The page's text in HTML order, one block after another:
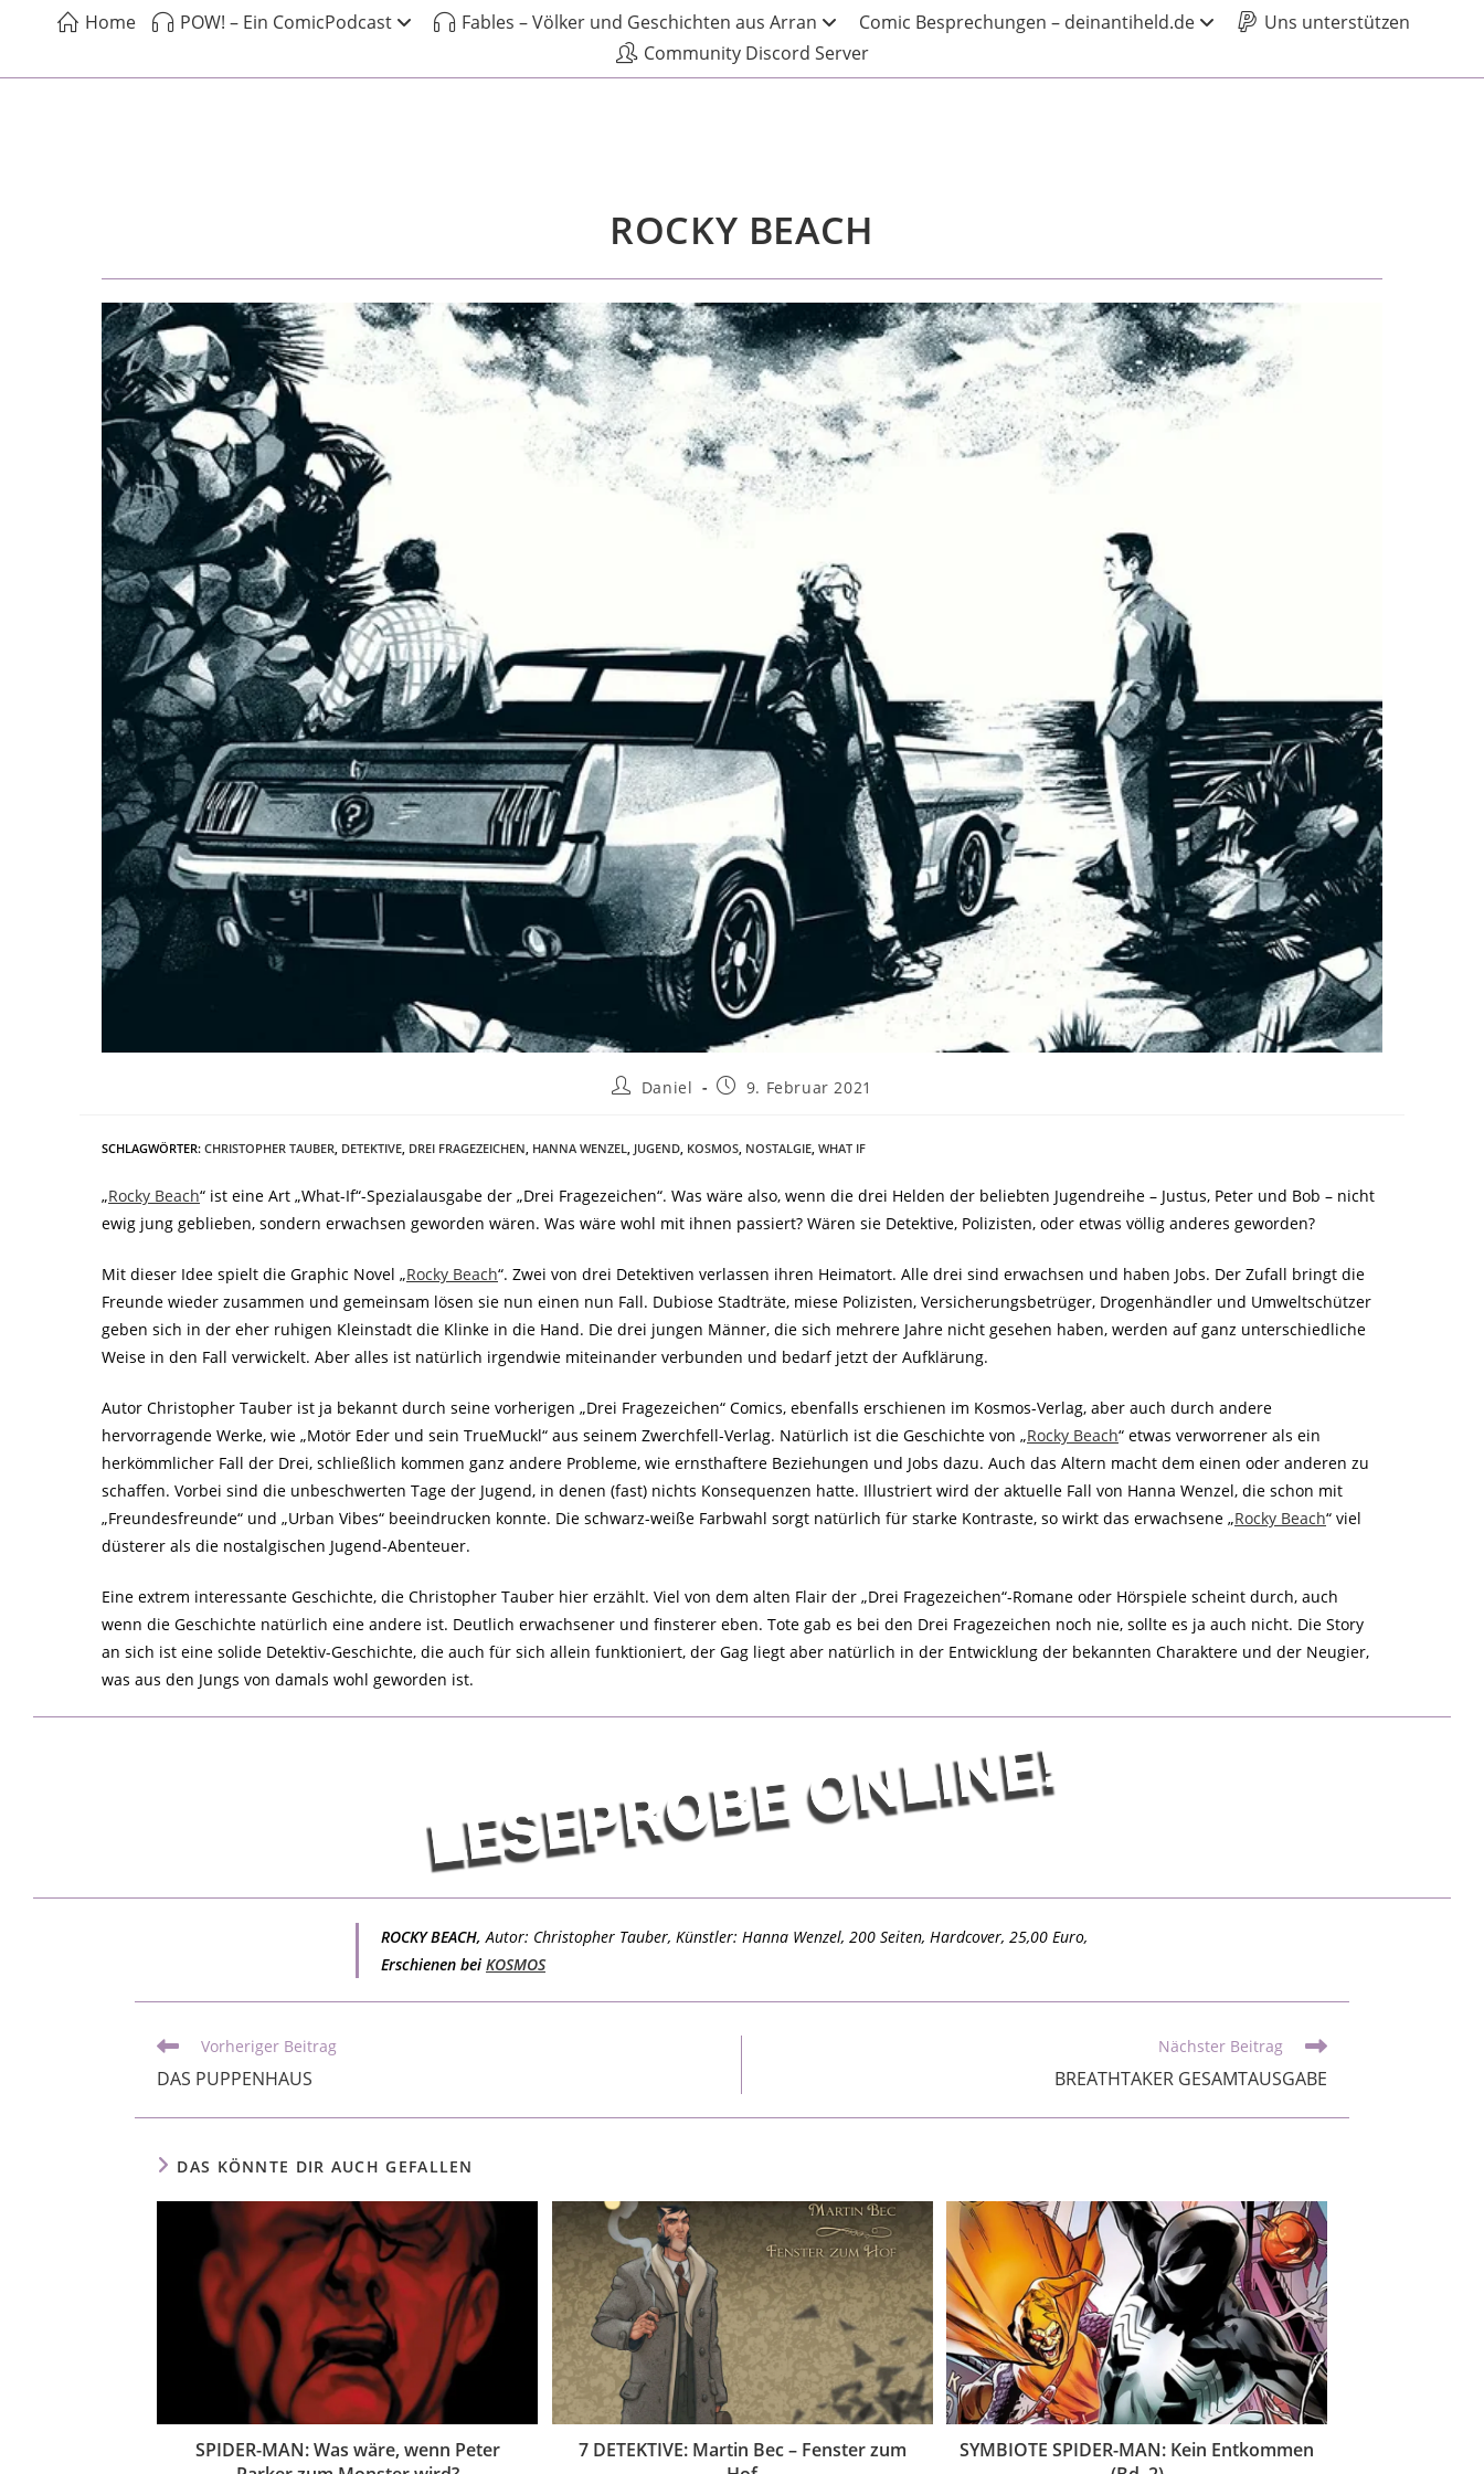
Home POW! – Ein ComicPodcast Fables – Völker und Geschichten aus Arran Comic Besprechungen – deinantiheld.de
Uns unterstützen
Community Discord Server
ROCKY BEACH
Daniel 9. Februar 2021
SCHLAGWÖRTER: CHRISTOPHER TAUBER DETEKTIVE DREI FRAGEZEICHEN HANNA WENZEL JUGEND KOSMOS NOSTALGIE WHAT IF
„Rocky Beach“ ist eine Art „What-If“-Spezialausgabe der „Drei Fragezeichen“. Was wäre also, wenn die drei Helden der beliebten Jugendreihe – Justus, Peter und Bob – nicht
ewig jung geblieben, sondern erwachsen geworden wären. Was wäre wohl mit ihnen passiert? Wären sie Detektive, Polizisten, oder etwas völlig anderes geworden?
Mit dieser Idee spielt die Graphic Novel „Rocky Beach“. Zwei von drei Detektiven verlassen ihren Heimatort. Alle drei sind erwachsen und haben Jobs. Der Zufall bringt die
Freunde wieder zusammen und gemeinsam lösen sie nun einen nun Fall. Dubiose Stadträte, miese Polizisten, Versicherungsbetrüger, Drogenhändler und Umweltschützer
geben sich in der eher ruhigen Kleinstadt die Klinke in die Hand. Die drei jungen Männer, die sich mehrere Jahre nicht gesehen haben, werden auf ganz unterschiedliche
Weise in den Fall verwickelt. Aber alles ist natürlich irgendwie miteinander verbunden und bedarf jetzt der Aufklärung.
Autor Christopher Tauber ist ja bekannt durch seine vorherigen „Drei Fragezeichen“ Comics, ebenfalls erschienen im Kosmos-Verlag, aber auch durch andere
hervorragende Werke, wie „Motör Eder und sein TrueMuckl“ aus seinem Zwerchfell-Verlag. Natürlich ist die Geschichte von „Rocky Beach“ etwas verworrener als ein
herkömmlicher Fall der Drei, schließlich kommen ganz andere Probleme, wie ernsthaftere Beziehungen und Jobs dazu. Auch das Altern macht dem einen oder anderen zu
schaffen. Vorbei sind die unbeschwerten Tage der Jugend, in denen (fast) nichts Konsequenzen hatte. Illustriert wird der aktuelle Fall von Hanna Wenzel, die schon mit
„Freundesfreunde“ und „Urban Vibes“ beeindrucken konnte. Die schwarz-weiße Farbwahl sorgt natürlich für starke Kontraste, so wirkt das erwachsene „Rocky Beach“ viel
düsterer als die nostalgischen Jugend-Abenteuer.
Eine extrem interessante Geschichte, die Christopher Tauber hier erzählt. Viel von dem alten Flair der „Drei Fragezeichen“-Romane oder Hörspiele scheint durch, auch
wenn die Geschichte natürlich eine andere ist. Deutlich erwachsener und finsterer eben. Tote gab es bei den Drei Fragezeichen noch nie, sollte es ja auch nicht. Die Story
an sich ist eine solide Detektiv-Geschichte, die auch für sich allein funktioniert, der Gag liegt aber natürlich in der Entwicklung der bekannten Charaktere und der Neugier,
was aus den Jungs von damals wohl geworden ist.
ROCKY BEACH, Autor: Christopher Tauber, Künstler: Hanna Wenzel, 200 Seiten, Hardcover, 25,00 Euro,
Erschienen bei KOSMOS
Vorheriger Beitrag
DAS PUPPENHAUS
Nächster Beitrag
BREATHTAKER GESAMTAUSGABE
DAS KÖNNTE DIR AUCH GEFALLEN
SPIDER-MAN: Was wäre, wenn Peter
7 DETEKTIVE: Martin Bec – Fenster zum
SYMBIOTE SPIDER-MAN: Kein Entkommen